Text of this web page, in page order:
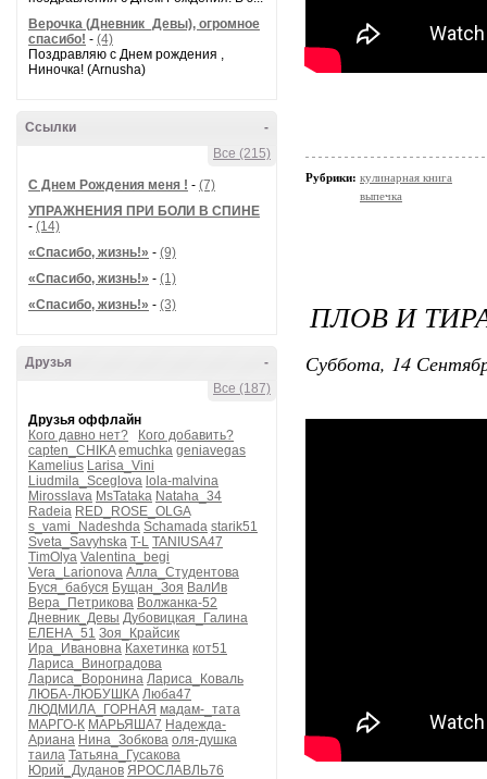
Верочка (Дневник_Девы), огромное
спасибо! - (4)
Поздравляю с Днем рождения ,
Ниночка! (Arnusha)
-
Ссылки
Все (215)
С Днем Рождения меня ! - (7)
УПРАЖНЕНИЯ ПРИ БОЛИ В СПИНЕ
- (14)
«Спасибо, жизнь!» - (9)
«Спасибо, жизнь!» - (1)
«Спасибо, жизнь!» - (3)
-
Друзья
Все (187)
Друзья оффлайн
Кого давно нет?
Кого добавить?
capten_CHIKA emuchka geniavegas
Kamelius Larisa_Vini
Liudmila_Sceglova lola-malvina
Mirosslava MsTataka Nataha_34
Radeia RED_ROSE_OLGA
s_vami_Nadeshda Schamada starik51
Sveta_Savyhska T-L TANIUSA47
TimOlya Valentina_begi
Vera_Larionova Алла_Студентова
Буся_бабуся Бущан_Зоя ВалИв
Вера_Петрикова Волжанка-52
Дневник_Девы Дубовицкая_Галина
ЕЛЕНА_51 Зоя_Крайсик
Ира_Ивановна Кахетинка кот51
Лариса_Виноградова
Лариса_Воронина Лариса_Коваль
ЛЮБА-ЛЮБУШКА Люба47
ЛЮДМИЛА_ГОРНАЯ мадам-_тата
МАРГО-К МАРЬЯША7 Надежда-
Ариана Нина_Зобкова оля-душка
таила Татьяна_Гусакова
Юрий_Дуданов ЯРОСЛАВЛЬ76
Рубрики: кулинарная книга
выпечка
ПЛОВ И
Суббота, 14